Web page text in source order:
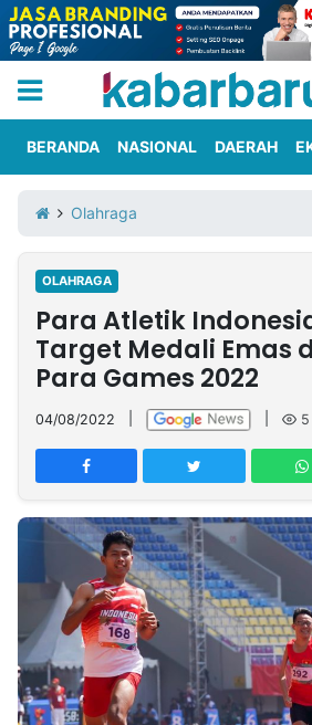
Iklan
Berita
Kami
Nasional
International
Olahraga
Entertainment
Daerah
Pariwisata
Kuliner
Kolom
Network
PT
TREETAN
INDONESIA
Partner
Insight
NTB
Suara
Time
Lens
IDN
Daily
Jogja
Jalan
Rakyat
Idealita
News
Kita
Notice
Radar
Baru
Seedbacklink
BERANDA NASIONAL DAERAH
Olahraga
OLAHRAGA
Para Atletik
Target Medali Emas
Para Games 2022
04/08/2022 5